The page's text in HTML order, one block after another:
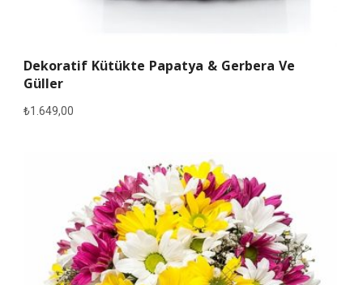
Dekoratif Kütükte Papatya & Gerbera Ve
Güller
₺1.649,00